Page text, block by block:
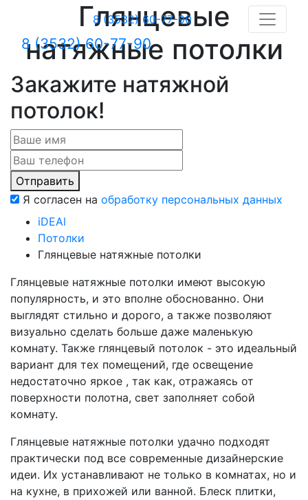
8 (3532) 60-77-90
8 (3532) 60-77-90
Глянцевые
натяжные потолки
Закажите натяжной
потолок!
Отправить
Я согласен на обработку персональных данных
iDEAl
Потолки
Глянцевые натяжные потолки
Глянцевые натяжные потолки имеют высокую
популярность, и это вполне обоснованно. Они
выглядят стильно и дорого, а также позволяют
визуально сделать больше даже маленькую
комнату. Также глянцевый потолок - это идеальный
вариант для тех помещений, где освещение
недостаточно яркое , так как, отражаясь от
поверхности полотна, свет заполняет собой
комнату.
Глянцевые натяжные потолки удачно подходят
практически под все современные дизайнерские
идеи. Их устанавливают не только в комнатах, но и
на кухне, в прихожей или ванной. Блеск плитки,